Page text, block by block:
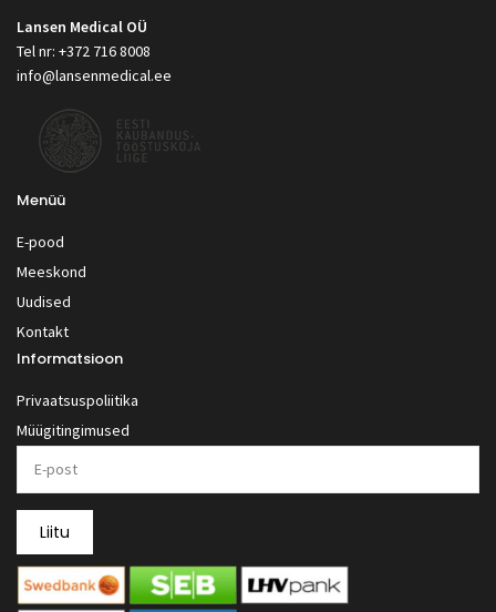
Lansen Medical OÜ
Tel nr: +372 716 8008
info@lansenmedical.ee
Menüü
E-pood
Meeskond
Uudised
Kontakt
Informatsioon
Privaatsuspoliitika
Müügitingimused
Liitu